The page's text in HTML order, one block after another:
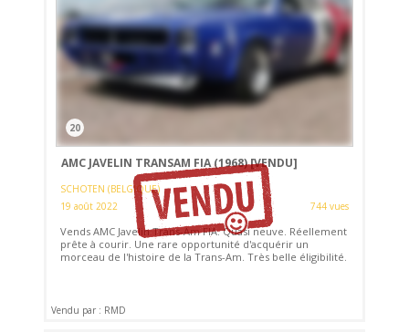
20
AMC JAVELIN TRANSAM FIA (1968)[VENDU]
SCHOTEN (BELGIQUE)
19 août 2022
744 vues
Vends AMC Javelin Trans-Am FIA. Quasi neuve. Réellement
prête à courir. Une rare opportunité d'acquérir un
morceau de l'histoire de la Trans-Am. Très belle éligibilité.
Vendu par : RMD